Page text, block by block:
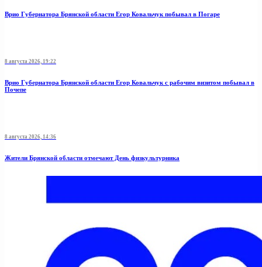
Врио Губернатора Брянской области Егор Ковальчук побывал в Погаре
8 августа 2026, 19:22
Врио Губернатора Брянской области Егор Ковальчук с рабочим визитом побывал в
Почепе
8 августа 2026, 14:36
Жители Брянской области отмечают День физкультурника